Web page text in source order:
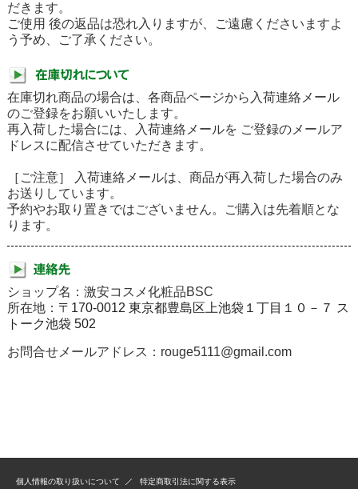
だきます。
ご使用 後の返品は恐れ入りますが、ご遠慮くださいますよ
う予め、ご了承ください。
在庫切れ商品の場合は、各商品ページから入荷連絡メール
のご登録をお願いいたします。
再入荷した場合には、入荷連絡メールを ご登録のメールア
ドレスに配信させていただきます。
［ご注意］ 入荷連絡メールは、商品が再入荷した場合のみ
お送りしています。
予約やお取り置きではございません。ご購入は先着順とな
ります。
ショップ名：激安コスメ化粧品BSC
所在地： 〒170-0012 東京都豊島区上池袋１丁目１０－７ ス
トーク池袋 502
お問合せメールアドレス：rouge5111@gmail.com
個人情報の取り扱いについて 特定商取引法に関する表示